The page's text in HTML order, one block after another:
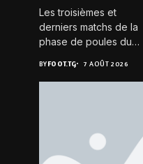
Les troisièmes et
derniers matchs de la
phase de poules du
féminine 2026 se sont
joués le 6 août 2026 à
BYFOOT.TG 7 AOÛT 2026